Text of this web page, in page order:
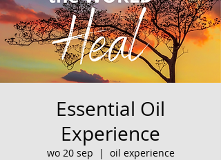
Essential Oil
Experience
wo 20 sep
  |
oil experience